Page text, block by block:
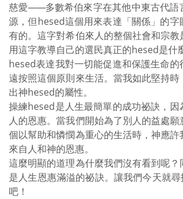
慈愛——多數希伯來字在其他中東古代語
源，但hesed這個用來表達「關係」的字
有的。這字對希伯來人的整個社會和宗
用這字教導自己的選民真正的hesed是什
hesed表達我對一切能促進和保護生命的
遠按照這個原則來生活。當我如此堅持
出神hesed的屬性。
操練hesed是人生最簡單的成功祕訣，因
人的恩惠。當我們開始為了別人的益處
個以幫助和憐憫為重心的生活時，神應
來自人和神的恩惠。
這麼明顯的道理為什麼我們沒有看到呢
是人生恩惠滿溢的祕訣。讓我們今天就
吧！